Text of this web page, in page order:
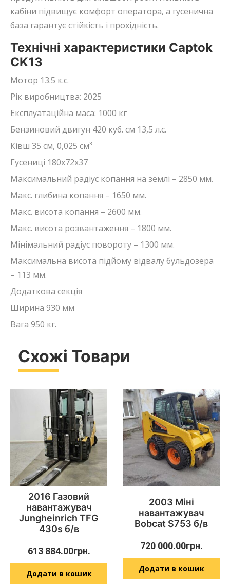
кабіни підвищує комфорт оператора, а гусенична
база гарантує стійкість і прохідність.
Технічні характеристики Captok
CK13
Мотор 13.5 к.с.
Рік виробництва: 2025
Експлуатаційна маса: 1000 кг
Бензиновий двигун 420 куб. см 13,5 л.с.
Ківш 35 см, 0,025 см³
Гусениці 180x72x37
Максимальний радіус копання на землі – 2850 мм.
Макс. глибина копання – 1650 мм.
Макс. висота копання – 2600 мм.
Макс. висота розвантаження – 1800 мм.
Мінімальний радіус повороту – 1300 мм.
Максимальна висота підйому відвалу бульдозера
– 113 мм.
Додаткова секція
Ширина 930 мм
Вага 950 кг.
Схожі Товари
2016 Газовий
навантажувач
Jungheinrich TFG
430s б/в
613 884.00грн.
Додати в кошик
2003 Міні
навантажувач
Bobcat S753 б/в
720 000.00грн.
Додати в кошик